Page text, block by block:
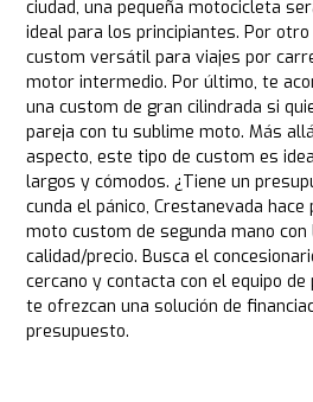
ciudad, una pequeña motocicleta
ideal para los principiantes. Por
custom versátil para viajes por
motor intermedio. Por último, te
una custom de gran cilindrada si
pareja con tu sublime moto. Más
aspecto, este tipo de custom es
largos y cómodos. ¿Tiene un
cunda el pánico, Crestanevada
moto custom de segunda mano
calidad/precio. Busca el
cercano y contacta con el equipo
te ofrezcan una solución de
presupuesto.